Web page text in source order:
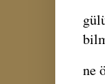
ne